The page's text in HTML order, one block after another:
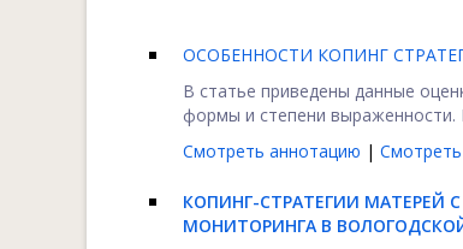
ОСОБЕННОСТИ КОПИНГ
В статье приведены данные
формы и степени выраженности.
Смотреть аннотацию |
КОПИНГ-СТРАТЕГИИ МАТЕРЕЙ
МОНИТОРИНГА В ВОЛОГОДСКОЙ